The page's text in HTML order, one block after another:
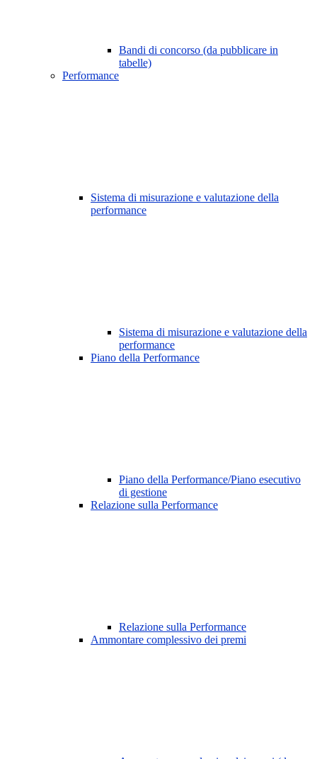
Bandi di concorso (da pubblicare in
tabelle)
Performance
Sistema di misurazione e valutazione della
performance
Sistema di misurazione e valutazione della
performance
Piano della Performance
Piano della Performance/Piano esecutivo
di gestione
Relazione sulla Performance
Relazione sulla Performance
Ammontare complessivo dei premi